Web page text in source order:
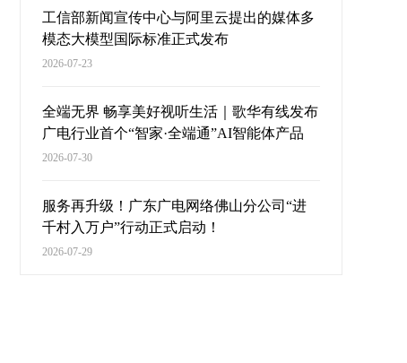
工信部新闻宣传中心与阿里云提出的媒体多
模态大模型国际标准正式发布
2026-07-23
全端无界 畅享美好视听生活｜歌华有线发布
广电行业首个“智家·全端通”AI智能体产品
2026-07-30
服务再升级！广东广电网络佛山分公司“进
千村入万户”行动正式启动！
2026-07-29